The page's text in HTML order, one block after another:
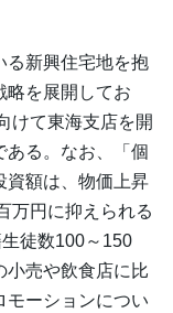
る新興住宅地を抱
略を展開してお
けて東海支店を開
ある。なお、「個
資額は、物価上昇
万円に抑えられる
徒数100～150
小売や飲食店に比
モーションについ